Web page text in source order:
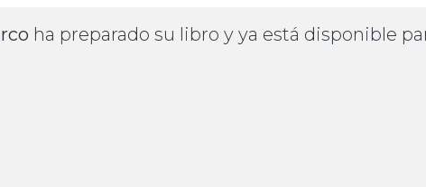
ha preparado su libro y ya está disponible